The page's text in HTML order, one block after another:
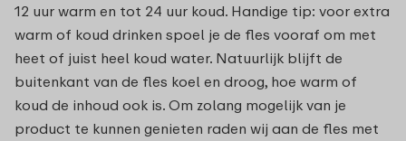
12 uur warm en tot 24 uur koud. Handige tip: voor extra
warm of koud drinken spoel je de fles vooraf om met
heet of juist heel koud water. Natuurlijk blijft de
buitenkant van de fles koel en droog, hoe warm of
koud de inhoud ook is. Om zolang mogelijk van je
product te kunnen genieten raden wij aan de fles met